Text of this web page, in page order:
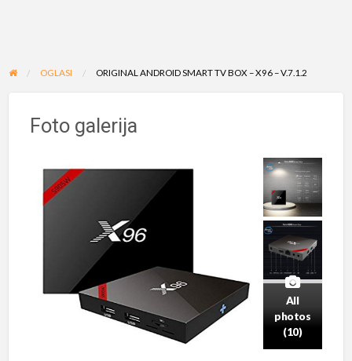
OGLASI ORIGINAL ANDROID SMART TV BOX – X96 – V.7.1.2
Foto galerija
All
photos
(10)